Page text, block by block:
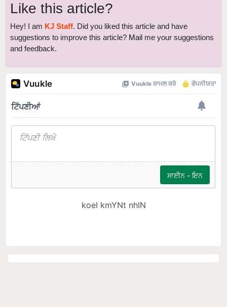
Like this article?
Hey! I am KJ Staff. Did you liked this article and have
suggestions to improve this article? Mail me your suggestions
and feedback.